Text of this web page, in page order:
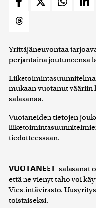
Yrittäjäneuvontaa
perjantaina joutuneensa
mukaan vuotanut vääriin
salasanaa.
Vuotaneiden tietojen
tiedotteessaan.
VUOTANEET salasanat
että ne vienyt taho voi
Viestintävirasto.
toistaiseksi.